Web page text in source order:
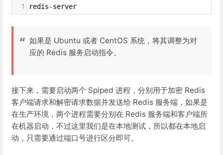
1 redis-server
如果是 Ubuntu 或者 CentOS 系统，将其调整为对
应的 Redis 服务启动指令。
接下来，需要启动两个 Spiped 进程，分别用于加密 Redis
客户端请求和解密请求数据并发送给 Redis 服务端，如果是
在生产环境，两个进程需要分别在 Redis 服务端和客户端所
在机器启动，不过这里我们是在本地测试，所以都在本地启
动，只需要通过端口号进行区分即可。